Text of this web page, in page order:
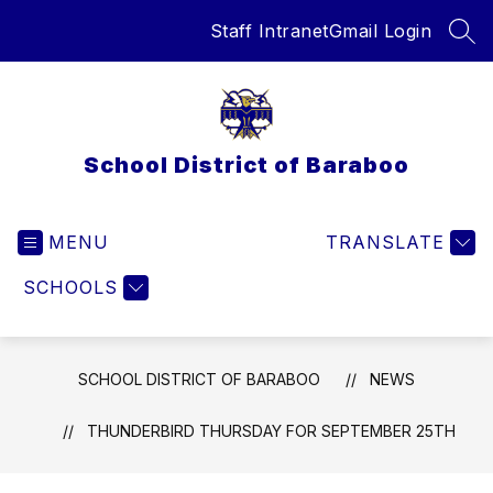
Staff IntranetGmail Login
School District of Baraboo
MENU
SCHOOLS
TRANSLATE
SCHOOL DISTRICT OF BARABOO NEWS
THUNDERBIRD THURSDAY FOR SEPTEMBER 25TH